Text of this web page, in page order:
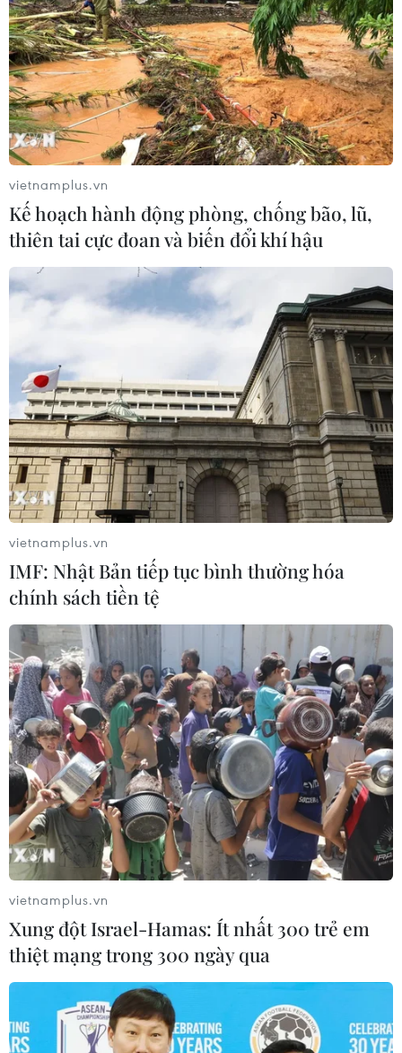
vietnamplus.vn
Kế hoạch hành động phòng, chống bão, lũ,
thiên tai cực đoan và biến đổi khí hậu
vietnamplus.vn
IMF: Nhật Bản tiếp tục bình thường hóa
chính sách tiền tệ
vietnamplus.vn
Xung đột Israel-Hamas: Ít nhất 300 trẻ em
thiệt mạng trong 300 ngày qua